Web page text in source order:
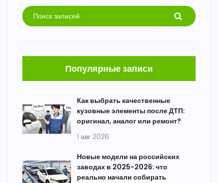
Популярные записи
Как выбрать качественные
кузовные элементы после ДТП:
оригинал, аналог или ремонт?
1 авг 2026
Новые модели на российских
заводах в 2025-2026: что
реально начали собирать